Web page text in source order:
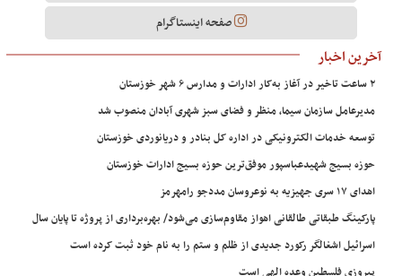
صفحه اینستاگرام
آخرین اخبار
۲ ساعت تاخیر در آغاز به‌کار ادارات و مدارس ۶ شهر خوزستان
مدیرعامل سازمان سیما، منظر و فضای سبز شهری آبادان منصوب شد
توسعه خدمات الکترونیکی در اداره کل بنادر و دریانوردی خوزستان
حوزه بسیج شهیدعباسپور موفق‌ترین حوزه بسیج ادارات خوزستان
اهدای ۱۷ سری جهیزیه به نوعروسان مددجو رامهرمز
پارکینگ طبقاتی طالقانی اهواز مقاوم‌سازی می‌شود/ بهره‌برداری از پروژه تا پایان سال
اسرائیل اشغالگر رکورد جدیدی از ظلم و ستم را به نام خود ثبت کرده است
پیروزی فلسطین وعده الهی است